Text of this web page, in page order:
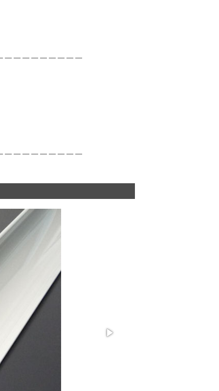
― ― ― ― ― ― ― ― ―
― ― ― ― ― ― ― ― ―